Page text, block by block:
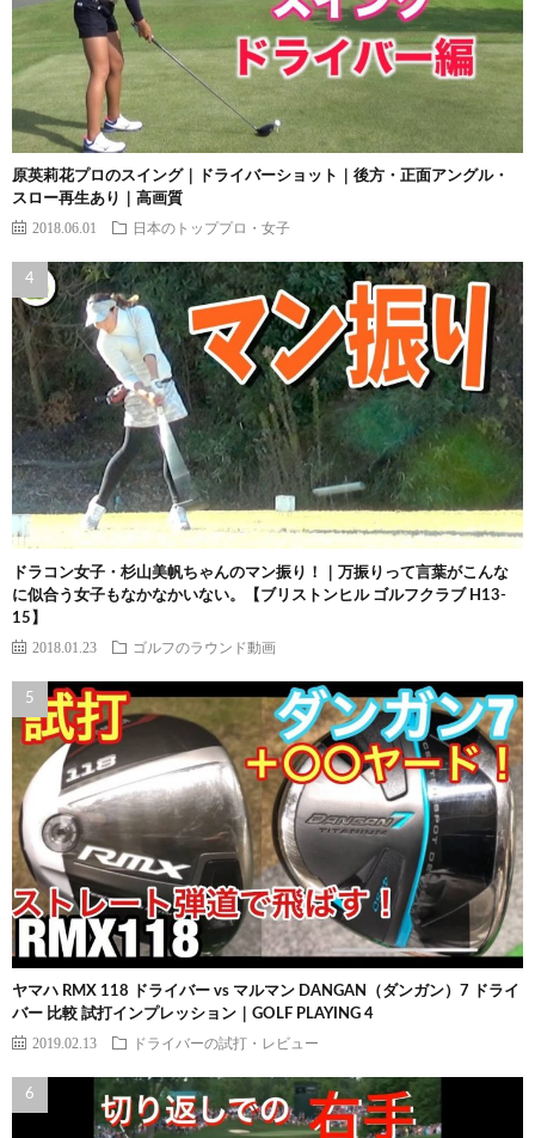
原英莉花プロのスイング｜ドライバーショット｜後方・正面アングル・
スロー再生あり｜高画質
2018.06.01 日本のトッププロ・女子
ドラコン女子・杉山美帆ちゃんのマン振り！｜万振りって言葉がこんな
に似合う女子もなかなかいない。【ブリストンヒル ゴルフクラブ H13-
15】
2018.01.23 ゴルフのラウンド動画
ヤマハ RMX 118 ドライバー vs マルマン DANGAN（ダンガン）7 ドライ
バー 比較 試打インプレッション｜GOLF PLAYING 4
2019.02.13 ドライバーの試打・レビュー